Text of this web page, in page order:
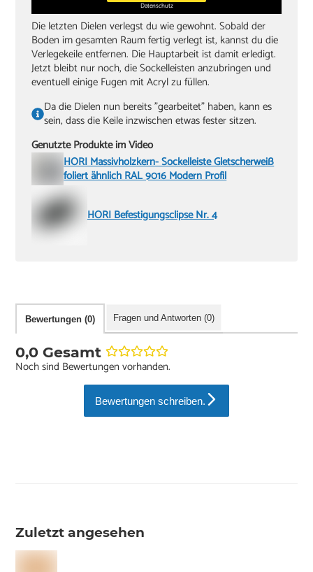
Datenschutz
Die letzten Dielen verlegst du wie gewohnt. Sobald der
Boden im gesamten Raum fertig verlegt ist, kannst du die
Verlegekeile entfernen. Die Hauptarbeit ist damit erledigt.
Jetzt bleibt nur noch, die Sockelleisten anzubringen und
eventuell einige Fugen mit Acryl zu füllen.
Da die Dielen nun bereits "gearbeitet" haben, kann es
sein, dass die Keile inzwischen etwas fester sitzen.
Genutzte Produkte im Video
HORI Massivholzkern- Sockelleiste Gletscherweiß
foliert ähnlich RAL 9016 Modern Profil
HORI Befestigungsclipse Nr. 4
Bewertungen (0) Fragen und Antworten (0)
0,0 Gesamt
Noch sind Bewertungen vorhanden.
Bewertungen schreiben.
Zuletzt angesehen